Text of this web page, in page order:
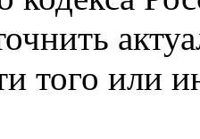
того или